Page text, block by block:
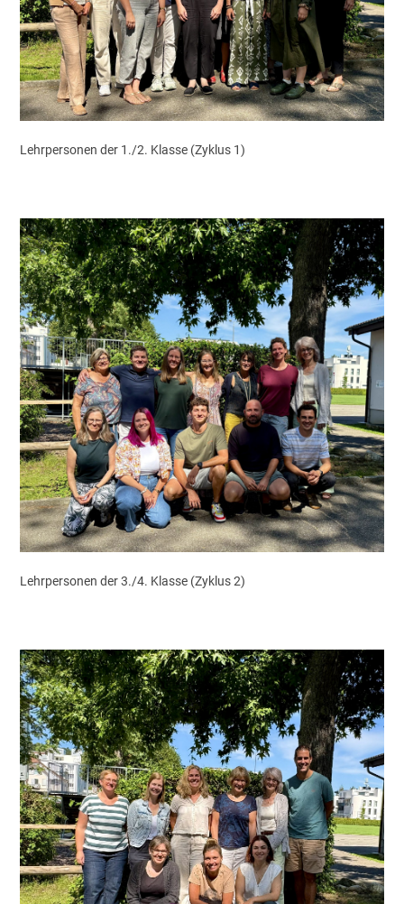
Lehrpersonen der 1./2. Klasse (Zyklus 1)
Lehrpersonen der 3./4. Klasse (Zyklus 2)